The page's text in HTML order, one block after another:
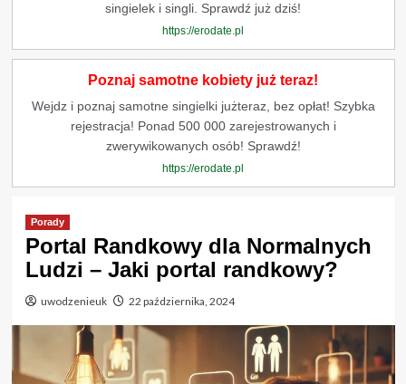
singielek i singli. Sprawdź już dziś!
https://erodate.pl
Poznaj samotne kobiety już teraz!
Wejdz i poznaj samotne singielki jużteraz, bez opłat! Szybka
rejestracja! Ponad 500 000 zarejestrowanych i
zwerywikowanych osób! Sprawdź!
https://erodate.pl
Porady
Portal Randkowy dla Normalnych
Ludzi – Jaki portal randkowy?
uwodzenieuk 22 października, 2024